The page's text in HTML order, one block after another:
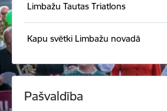
Limbažu Tautas Triatlons
Kapu svētki Limbažu novadā
Pašvaldība